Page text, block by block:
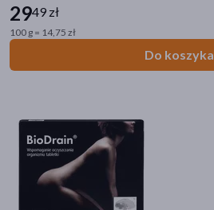
2949 zł
100 g = 14,75 zł
Do koszyka